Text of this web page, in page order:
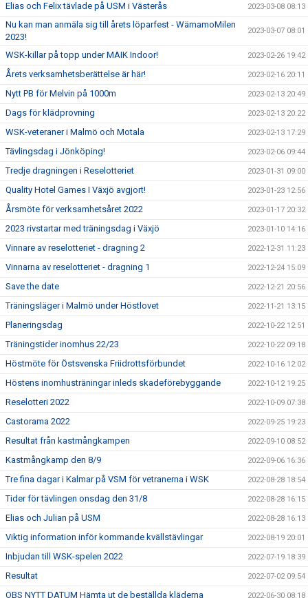
Elias och Felix tävlade på USM i Västerås 2023-03-08 08:13
Nu kan man anmäla sig till årets löparfest - WärnamoMilen
2023!
2023-03-07 08:01
WSK-killar på topp under MAIK Indoor! 2023-02-26 19:42
Årets verksamhetsberättelse är här! 2023-02-16 20:11
Nytt PB för Melvin på 1000m 2023-02-13 20:49
Dags för klädprovning 2023-02-13 20:22
WSK-veteraner i Malmö och Motala 2023-02-13 17:29
Tävlingsdag i Jönköping! 2023-02-06 09:44
Tredje dragningen i Reselotteriet 2023-01-31 09:00
Quality Hotel Games I Växjö avgjort! 2023-01-23 12:56
Årsmöte för verksamhetsåret 2022 2023-01-17 20:32
2023 rivstartar med träningsdag i Växjö 2023-01-10 14:16
Vinnare av reselotteriet - dragning 2 2022-12-31 11:23
Vinnarna av reselotteriet - dragning 1 2022-12-24 15:09
Save the date 2022-12-21 20:56
Träningsläger i Malmö under Höstlovet 2022-11-21 13:15
Planeringsdag 2022-10-22 12:51
Träningstider inomhus 22/23 2022-10-22 09:18
Höstmöte för Östsvenska Friidrottsförbundet 2022-10-16 12:02
Höstens inomhusträningar inleds skadeförebyggande 2022-10-12 19:25
Reselotteri 2022 2022-10-09 07:38
Castorama 2022 2022-09-25 19:23
Resultat från kastmångkampen 2022-09-10 08:52
Kastmångkamp den 8/9 2022-09-06 16:36
Tre fina dagar i Kalmar på VSM för vetranerna i WSK 2022-08-28 18:54
Tider för tävlingen onsdag den 31/8 2022-08-28 16:15
Elias och Julian på USM 2022-08-28 16:13
Viktig information inför kommande kvällstävlingar 2022-08-19 20:01
Inbjudan till WSK-spelen 2022 2022-07-19 18:39
Resultat 2022-07-02 09:54
OBS NYTT DATUM Hämta ut de beställda kläderna 2022-06-30 08:18